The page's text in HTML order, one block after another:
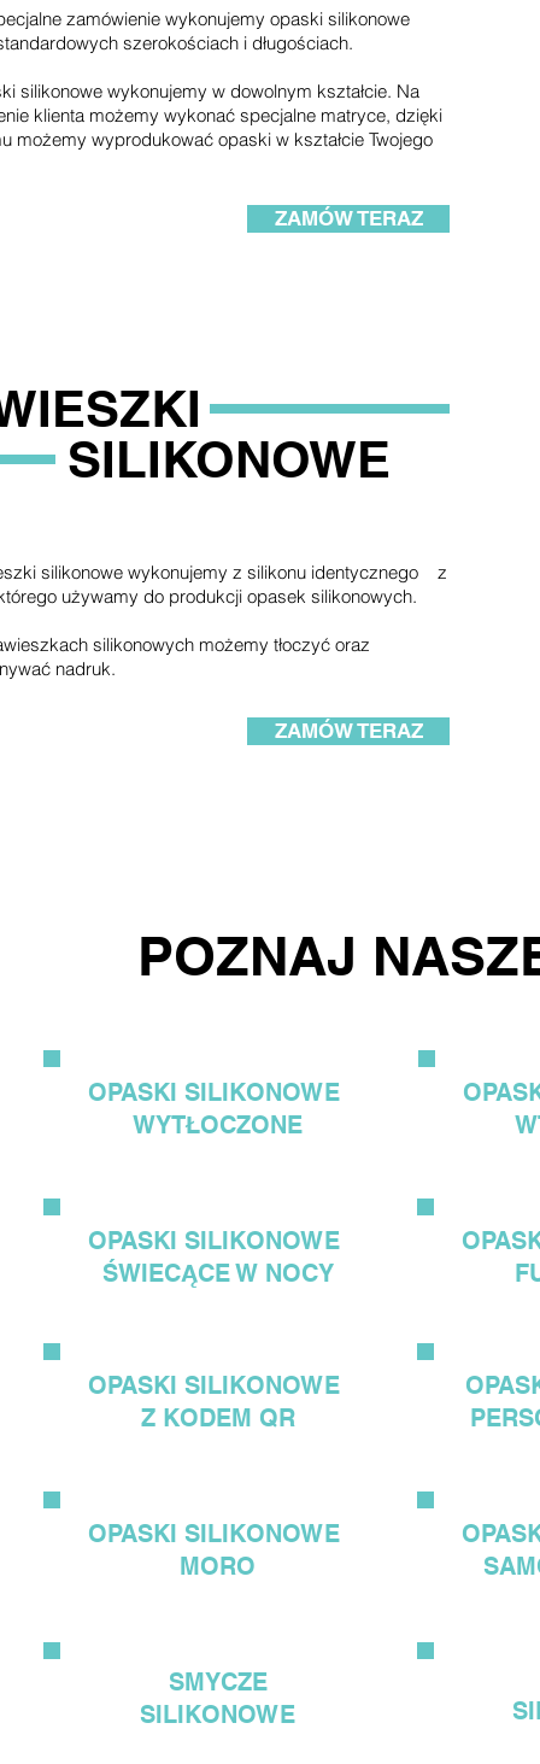
zamówienie wykonujemy opaski silikonowe
szerokościach i długościach.
silikonowe wykonujemy w dowolnym kształcie. Na
klienta możemy wykonać specjalne matryce, dzięki
możemy wyprodukować opaski w kształcie Twojego
ZAMÓW TERAZ
SILIKONOWE
silikonowe wykonujemy z silikonu identycznego z
używamy do produkcji opasek silikonowych.
silikonowych możemy tłoczyć oraz
nadruk.
ZAMÓW TERAZ
POZNAJ
OPASKI SILIKONOWE
WYTŁOCZONE
OPASKI SILIKONOWE
ŚWIECĄCE W NOCY
OPASKI SILIKONOWE
Z KODEM QR
OPASKI SILIKONOWE
MORO
SMYCZE
SILIKONOWE